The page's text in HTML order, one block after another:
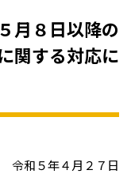
月８日以降の
関する対応に
令和５年４月２７日